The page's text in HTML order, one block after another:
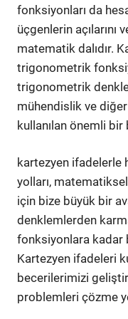
fonksiyonları da
üçgenlerin açılarını
matematik dalıdır.
trigonometrik
trigonometrik
mühendislik ve
kullanılan önemli bir
kartezyen ifadelerle
yolları,
için bize büyük bir
denklemlerden
fonksiyonlara kadar
Kartezyen ifadeleri
becerilerimizi
problemleri çözme